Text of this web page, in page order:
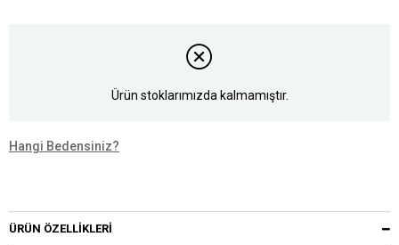
Ürün stoklarımızda kalmamıştır.
Hangi Bedensiniz?
ÜRÜN ÖZELLIKLERI